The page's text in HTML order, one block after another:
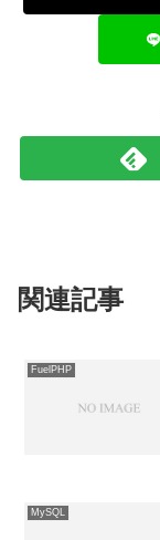
関連記事
FuelPHP
MySQL